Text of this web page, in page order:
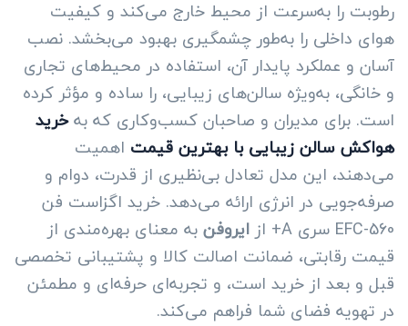
رطوبت را به‌سرعت از محیط خارج می‌کند و کیفیت
هوای داخلی را به‌طور چشمگیری بهبود می‌بخشد. نصب
آسان و عملکرد پایدار آن، استفاده در محیط‌های تجاری
و خانگی، به‌ویژه سالن‌های زیبایی، را ساده و مؤثر کرده
است. برای مدیران و صاحبان کسب‌وکاری که بهخرید
هواکش سالن زیبایی با بهترین قیمت اهمیت
می‌دهند، این مدل تعادل بی‌نظیری از قدرت، دوام و
صرفه‌جویی در انرژی ارائه می‌دهد. خرید اگزاست فن
EFC-560 سری A+ از
ایروفنبه معنای بهره‌مندی از
قیمت رقابتی، ضمانت اصالت کالا و پشتیبانی تخصصی
قبل و بعد از خرید است، و تجربه‌ای حرفه‌ای و مطمئن
در تهویه فضای شما فراهم می‌کند.